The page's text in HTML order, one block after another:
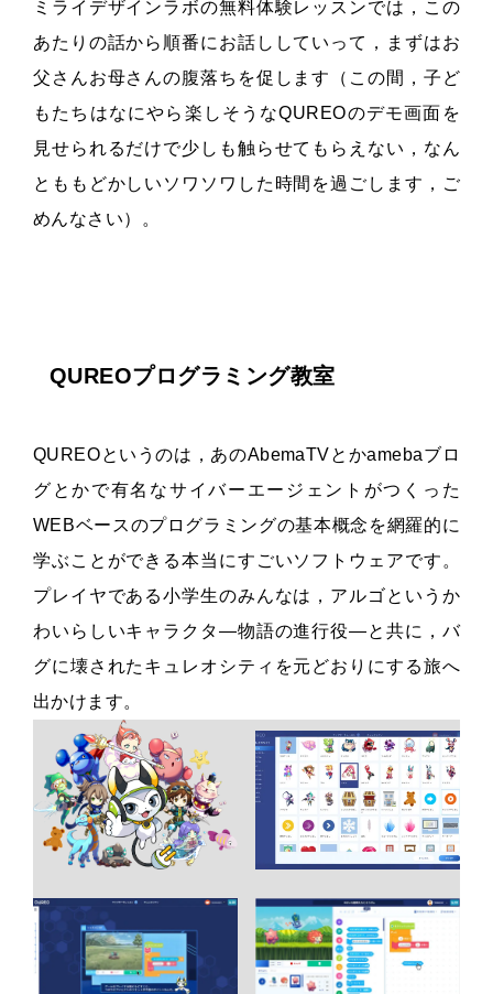
ミライデザインラボの無料体験レッスンでは，この
あたりの話から順番にお話ししていって，まずはお
父さんお母さんの腹落ちを促します（この間，子ど
もたちはなにやら楽しそうなQUREOのデモ画面を
見せられるだけで少しも触らせてもらえない，なん
とももどかしいソワソワした時間を過ごします，ご
めんなさい）。
QUREOプログラミング教室
QUREOというのは，あのAbemaTVとかamebaブロ
グとかで有名なサイバーエージェントがつくった
WEBベースのプログラミングの基本概念を網羅的に
学ぶことができる本当にすごいソフトウェアです。
プレイヤである小学生のみんなは，アルゴというか
わいらしいキャラクタ—物語の進行役—と共に，バ
グに壊されたキュレオシティを元どおりにする旅へ
出かけます。